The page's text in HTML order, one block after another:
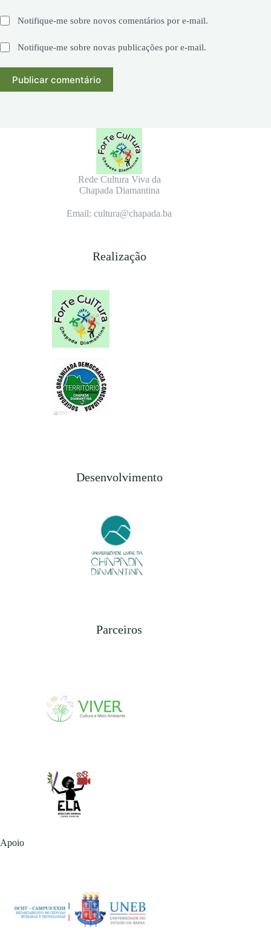
Notifique-me sobre novos comentários por e-mail.
Notifique-me sobre novas publicações por e-mail.
Publicar comentário
Rede Cultura Viva da
Chapada Diamantina
Email: cultura@chapada.ba
Realização
Desenvolvimento
Parceiros
Apoio